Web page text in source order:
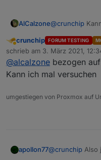
AlCalzone@crunchip
Abwesend
crunchip FORUM TESTING
schrieb am 3. März 2021,
zuletzt editiert von
@alcalzone bezogen
Kann ich mal versuchen
umgestiegen von Proxmox auf
apollon77@crunchip Also